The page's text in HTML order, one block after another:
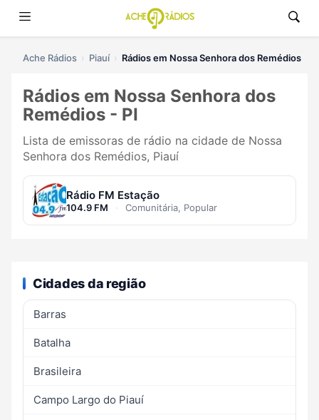
Ache Rádios Piauí Rádios em Nossa Senhora dos Remédios
Rádios em Nossa Senhora dos
Remédios - PI
Lista de emissoras de rádio na cidade de Nossa
Senhora dos Remédios, Piauí
Rádio FM Estação
104.9 FM · Comunitária, Popular
Cidades da região
Barras
Batalha
Brasileira
Campo Largo do Piauí